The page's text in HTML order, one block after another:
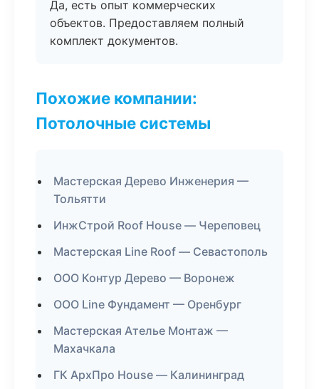
Да, есть опыт коммерческих
объектов. Предоставляем полный
комплект документов.
Похожие компании:
Потолочные системы
Мастерская Дерево Инженерия —
Тольятти
ИнжСтрой Roof House — Череповец
Мастерская Line Roof — Севастополь
ООО Контур Дерево — Воронеж
ООО Line Фундамент — Оренбург
Мастерская Ателье Монтаж —
Махачкала
ГК АрхПро House — Калининград